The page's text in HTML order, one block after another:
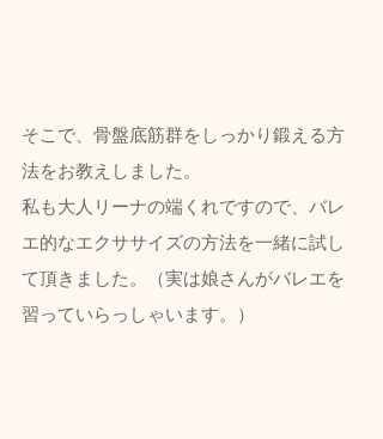
そこで、 骨盤底筋群をしっかり鍛える方
法をお教えしました。
私も大人リーナの端くれですので、バレ
エ的なエクササイズの方法を一緒に試し
て頂きました。（実は娘さんがバレエを
習っていらっしゃいます。）